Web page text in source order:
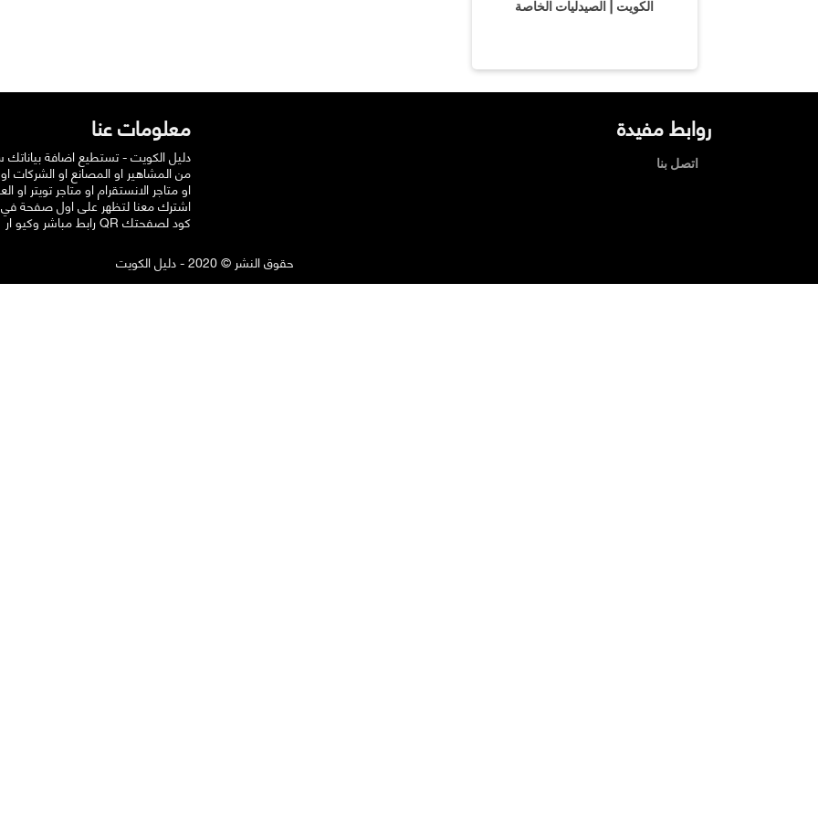
الكويت | الصيدليات الخاصة
معلومات عنا
دليل الكويت - تستطيع اضافة
من المشاهير او المصانع او الشركات
او متاجر الانستقرام او متاجر تويتر او
اشترك معنا لتظهر على اول صفحة
رابط مباشر وكيو ار QR كود لصفحتك
روابط مفيدة
حقوق النشر © 2020 - دليل الكويت